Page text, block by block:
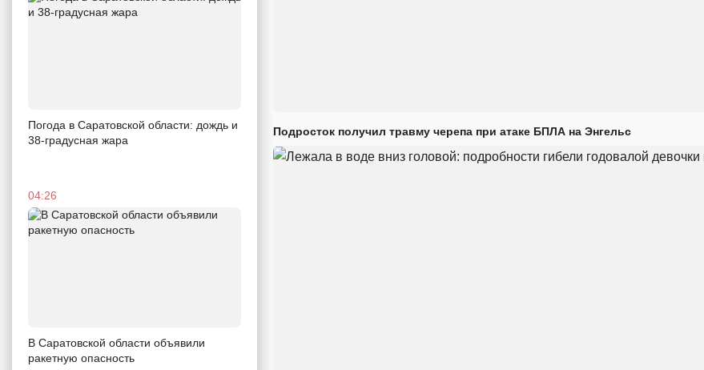
Погода в Саратовской области: дождь и
38-градусная жара
04:26
В Саратовской области объявили
ракетную опасность
Подросток получил травму черепа при атаке БПЛА на Энгельс